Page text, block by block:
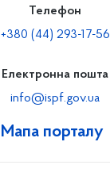
Мапа порталу
Телефон
+380 (44) 293-17-56
Електронна пошта
info@ispf.gov.ua